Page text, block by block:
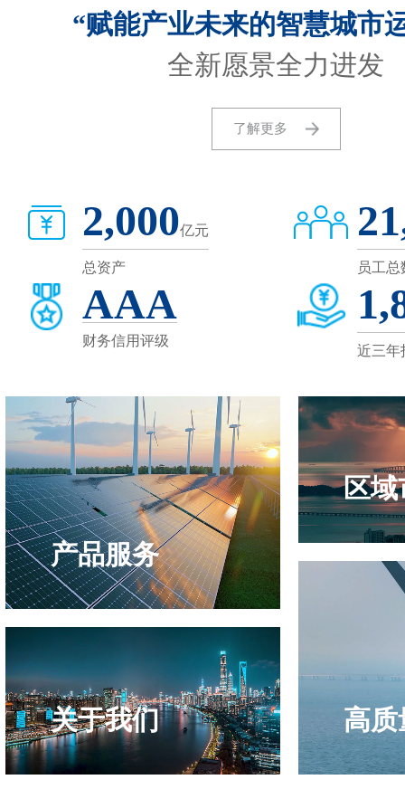
“赋能产业未来的智慧城市
全新愿景全力进发
了解更多
2,000亿元
总资产 员工总
AAA
财务信用评级
近三年
产品服务
关于我们
区域
高质